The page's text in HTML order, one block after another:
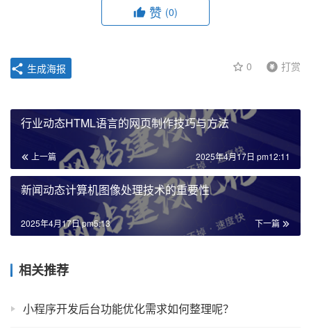
赞 (0)
0 打赏
生成海报
行业动态HTML语言的网页制作技巧与方法
上一篇 2025年4月17日 pm12:11
新闻动态计算机图像处理技术的重要性
下一篇
2025年4月17日 pm5:13
相关推荐
小程序开发后台功能优化需求如何整理呢？